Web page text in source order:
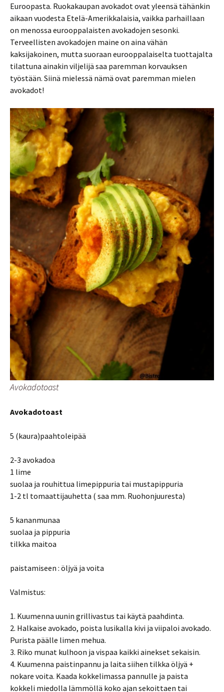
Euroopasta. Ruokakaupan avokadot ovat yleensä tähänkin
aikaan vuodesta Etelä-Amerikkalaisia, vaikka parhaillaan
on menossa eurooppalaisten avokadojen sesonki.
Terveellisten avokadojen maine on aina vähän
kaksijakoinen, mutta suoraan eurooppalaiselta tuottajalta
tilattuna ainakin viljelijä saa paremman korvauksen
työstään. Siinä mielessä nämä ovat paremman mielen
avokadot!
Avokadotoast
Avokadotoast
5 (kaura)paahtoleipää
2-3 avokadoa
1 lime
suolaa ja rouhittua limepippuria tai mustapippuria
1-2 tl tomaattijauhetta ( saa mm. Ruohonjuuresta)
5 kananmunaa
suolaa ja pippuria
tilkka maitoa
paistamiseen : öljyä ja voita
Valmistus:
1. Kuumenna uunin grillivastus tai käytä paahdinta.
2. Halkaise avokado, poista lusikalla kivi ja viipaloi avokado.
Purista päälle limen mehua.
3. Riko munat kulhoon ja vispaa kaikki ainekset sekaisin.
4. Kuumenna paistinpannu ja laita siihen tilkka öljyä +
nokare voita. Kaada kokkelimassa pannulle ja paista
kokkeli miedolla lämmöllä koko ajan sekoittaen tai